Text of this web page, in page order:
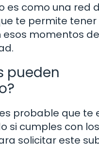
es como una red
te permite tener
esos momentos de
pueden
probable que te
si cumples con los
solicitar este